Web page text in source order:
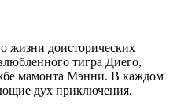
жизни доисторических
тигра Диего,
мамонта Мэнни. В каждом
дух приключения.